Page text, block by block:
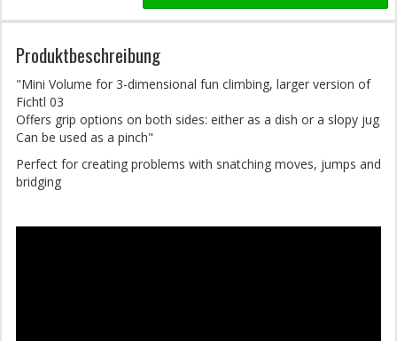
Produktbeschreibung
"Mini Volume for 3-dimensional fun climbing, larger version of
Fichtl 03
Offers grip options on both sides: either as a dish or a slopy jug
Can be used as a pinch"
Perfect for creating problems with snatching moves, jumps and
bridging